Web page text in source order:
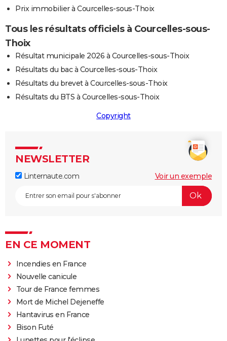
Prix immobilier à Courcelles-sous-Thoix
Tous les résultats officiels à Courcelles-sous-
Thoix
Résultat municipale 2026 à Courcelles-sous-Thoix
Résultats du bac à Courcelles-sous-Thoix
Résultats du brevet à Courcelles-sous-Thoix
Résultats du BTS à Courcelles-sous-Thoix
Copyright
NEWSLETTER
Linternaute.com Voir un exemple
EN CE MOMENT
Incendies en France
Nouvelle canicule
Tour de France femmes
Mort de Michel Dejeneffe
Hantavirus en France
Bison Futé